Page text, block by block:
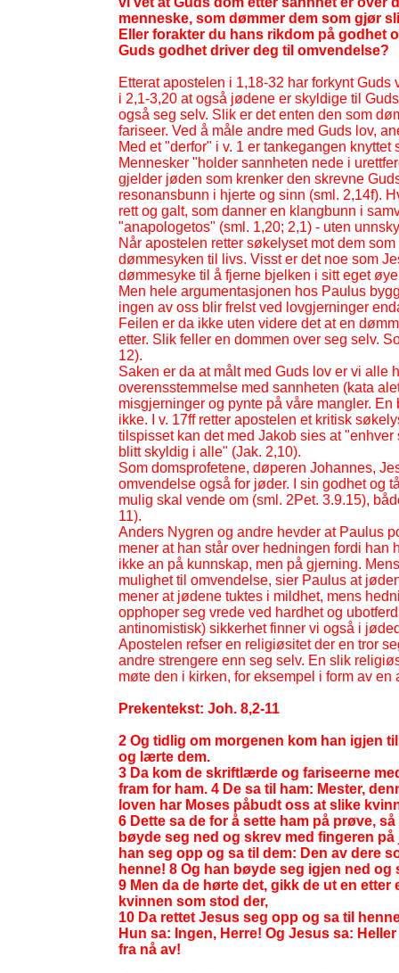
menneske, som dømmer dem som gjør
Eller forakter du hans rikdom på godhet
Guds godhet driver deg til omvendelse?
Etterat apostelen i 1,18-32 har forkynt Guds
i 2,1-3,20 at også jødene er skyldige til
også seg selv. Slik er det enten den som
fariseer. Ved å måle andre med Guds lov,
Med et "derfor" i v. 1 er tankegangen
Mennesker "holder sannheten nede i
gjelder jøden som krenker den skrevne
resonansbunn i hjerte og sinn (sml. 2,14f).
rett og galt, som danner en klangbunn i
"anapologetos" (sml. 1,20; 2,1) - uten
Når apostelen retter søkelyset mot dem
dømmesyken til livs. Visst er det noe som
dømmesyke til å fjerne bjelken i sitt eget
Men hele argumentasjonen hos Paulus
ingen av oss blir frelst ved lovgjerninger
Feilen er da ikke uten videre det at en
etter. Slik feller en dommen over seg selv.
12).
Saken er da at målt med Guds lov er vi alle
overensstemmelse med sannheten (kata
misgjerninger og pynte på våre mangler.
ikke. I v. 17ff retter apostelen et kritisk
tilspisset kan det med Jakob sies at
blitt skyldig i alle" (Jak. 2,10).
Som domsprofetene, døperen Johannes,
omvendelse også for jøder. I sin godhet og
mulig skal vende om (sml. 2Pet. 3.9.15),
11).
Anders Nygren og andre hevder at Paulus
mener at han står over hedningen fordi han
ikke an på kunnskap, men på gjerning.
mulighet til omvendelse, sier Paulus at
mener at jødene tuktes i mildhet, mens
opphoper seg vrede ved hardhet og
antinomistisk) sikkerhet finner vi også i
Apostelen refser en religiøsitet der en tror
andre strengere enn seg selv. En slik
møte den i kirken, for eksempel i form av
Prekentekst: Joh. 8,2-11
2 Og tidlig om morgenen kom han igjen
og lærte dem.
3 Da kom de skriftlærde og fariseerne
fram for ham. 4 De sa til ham: Mester,
loven har Moses påbudt oss at slike
6 Dette sa de for å sette ham på prøve,
bøyde seg ned og skrev med fingeren
han seg opp og sa til dem: Den av dere
henne! 8 Og han bøyde seg igjen ned og
9 Men da de hørte det, gikk de ut en
kvinnen som stod der,
10 Da rettet Jesus seg opp og sa til
Hun sa: Ingen, Herre! Og Jesus sa:
fra nå av!